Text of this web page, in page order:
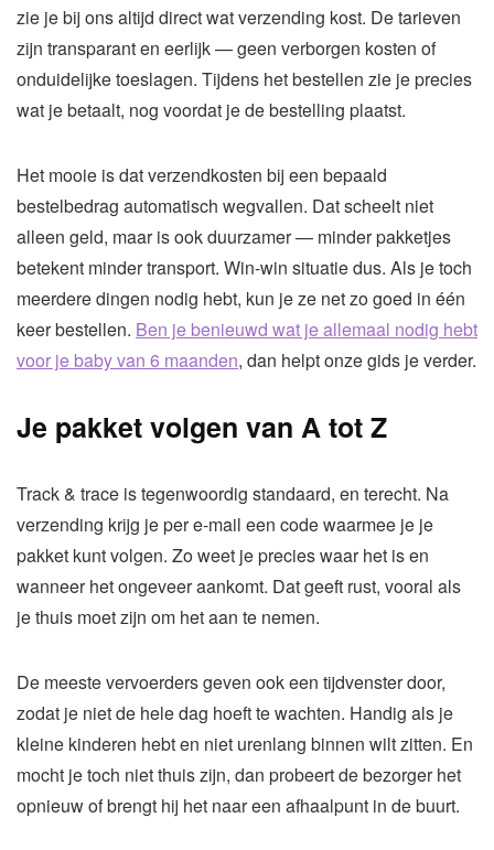
zie je bij ons altijd direct wat verzending kost. De tarieven
zijn transparant en eerlijk — geen verborgen kosten of
onduidelijke toeslagen. Tijdens het bestellen zie je precies
wat je betaalt, nog voordat je de bestelling plaatst.
Het mooie is dat verzendkosten bij een bepaald
bestelbedrag automatisch wegvallen. Dat scheelt niet
alleen geld, maar is ook duurzamer — minder pakketjes
betekent minder transport. Win-win situatie dus. Als je toch
meerdere dingen nodig hebt, kun je ze net zo goed in één
keer bestellen. Ben je benieuwd wat je allemaal nodig hebt
voor je baby van 6 maanden, dan helpt onze gids je verder.
Je pakket volgen van A tot Z
Track & trace is tegenwoordig standaard, en terecht. Na
verzending krijg je per e-mail een code waarmee je je
pakket kunt volgen. Zo weet je precies waar het is en
wanneer het ongeveer aankomt. Dat geeft rust, vooral als
je thuis moet zijn om het aan te nemen.
De meeste vervoerders geven ook een tijdvenster door,
zodat je niet de hele dag hoeft te wachten. Handig als je
kleine kinderen hebt en niet urenlang binnen wilt zitten. En
mocht je toch niet thuis zijn, dan probeert de bezorger het
opnieuw of brengt hij het naar een afhaalpunt in de buurt.